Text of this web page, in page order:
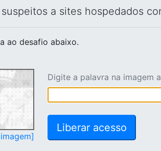
a sites hospedados
ao desafio abaixo.
Digite a palavra na imagem